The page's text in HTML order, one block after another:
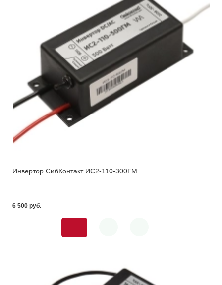
Инвертор СибКонтакт ИС2-110-300ГМ
6 500 pуб.